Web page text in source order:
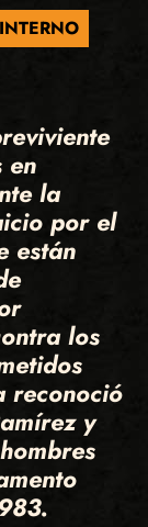
en
la
por el
están
los
reconoció
y